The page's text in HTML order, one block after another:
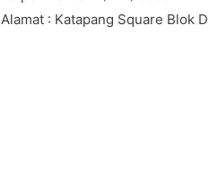
Alamat : Katapang Square Blok